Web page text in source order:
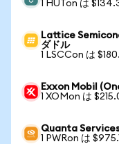
1 HUTon は
Lattice
ダドル
1 LSCCon は
Exxon Mobil
1 XOMon は
Quanta
1 PWRon は